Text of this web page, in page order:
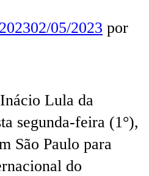
02/05/2023 por
Lula da
segunda-feira (1°),
São Paulo para
do